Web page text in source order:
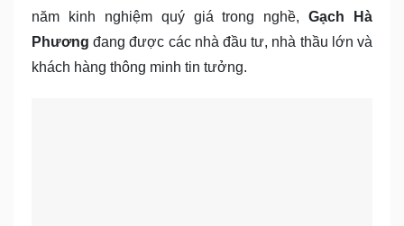
năm kinh nghiệm quý giá trong nghề,Gạch Hà
Phương đang được các nhà đầu tư, nhà thầu lớn và
khách hàng thông minh tin tưởng.